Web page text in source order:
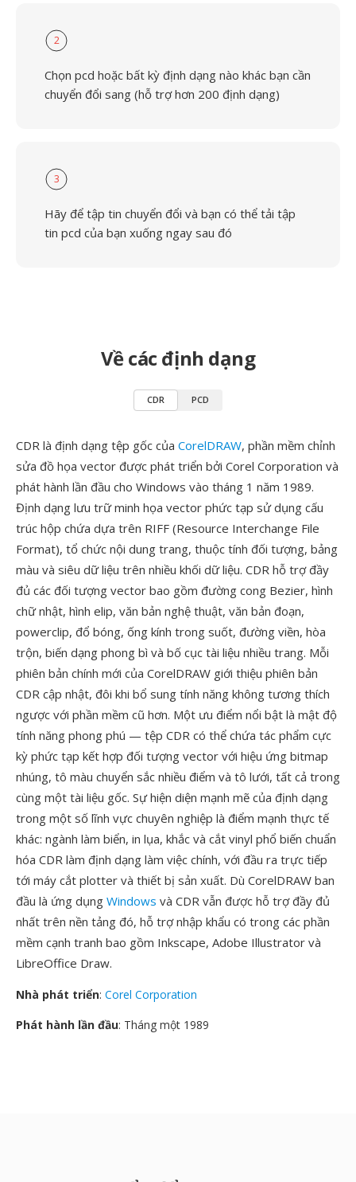
2
Chọn pcd hoặc bất kỳ định dạng nào khác bạn cần
chuyển đổi sang (hỗ trợ hơn 200 định dạng)
3
Hãy để tập tin chuyển đổi và bạn có thể tải tập
tin pcd của bạn xuống ngay sau đó
Về các định dạng
CDR PCD
CDR là định dạng tệp gốc của CorelDRAW, phần mềm chỉnh
sửa đồ họa vector được phát triển bởi Corel Corporation và
phát hành lần đầu cho Windows vào tháng 1 năm 1989.
Định dạng lưu trữ minh họa vector phức tạp sử dụng cấu
trúc hộp chứa dựa trên RIFF (Resource Interchange File
Format), tổ chức nội dung trang, thuộc tính đối tượng, bảng
màu và siêu dữ liệu trên nhiều khối dữ liệu. CDR hỗ trợ đầy
đủ các đối tượng vector bao gồm đường cong Bezier, hình
chữ nhật, hình elip, văn bản nghệ thuật, văn bản đoạn,
powerclip, đổ bóng, ống kính trong suốt, đường viền, hòa
trộn, biến dạng phong bì và bố cục tài liệu nhiều trang. Mỗi
phiên bản chính mới của CorelDRAW giới thiệu phiên bản
CDR cập nhật, đôi khi bổ sung tính năng không tương thích
ngược với phần mềm cũ hơn. Một ưu điểm nổi bật là mật độ
tính năng phong phú — tệp CDR có thể chứa tác phẩm cực
kỳ phức tạp kết hợp đối tượng vector với hiệu ứng bitmap
nhúng, tô màu chuyển sắc nhiều điểm và tô lưới, tất cả trong
cùng một tài liệu gốc. Sự hiện diện mạnh mẽ của định dạng
trong một số lĩnh vực chuyên nghiệp là điểm mạnh thực tế
khác: ngành làm biển, in lụa, khắc và cắt vinyl phổ biến chuẩn
hóa CDR làm định dạng làm việc chính, với đầu ra trực tiếp
tới máy cắt plotter và thiết bị sản xuất. Dù CorelDRAW ban
đầu là ứng dụng Windows và CDR vẫn được hỗ trợ đầy đủ
nhất trên nền tảng đó, hỗ trợ nhập khẩu có trong các phần
mềm cạnh tranh bao gồm Inkscape, Adobe Illustrator và
LibreOffice Draw.
Nhà phát triển: Corel Corporation
Phát hành lần đầu: Tháng một 1989